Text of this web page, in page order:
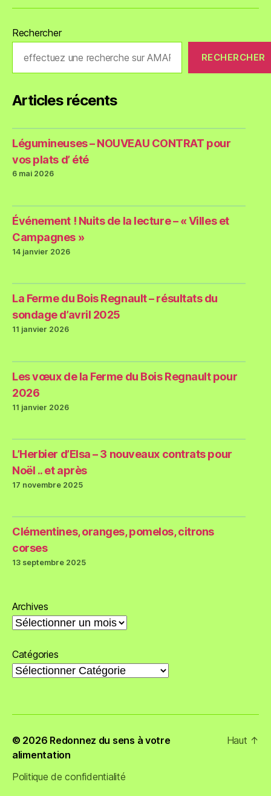
Rechercher
RECHERCHER
Articles récents
Légumineuses – NOUVEAU CONTRAT pour
vos plats d’ été
6 mai 2026
Événement ! Nuits de la lecture – « Villes et
Campagnes »
14 janvier 2026
La Ferme du Bois Regnault – résultats du
sondage d’avril 2025
11 janvier 2026
Les vœux de la Ferme du Bois Regnault pour
2026
11 janvier 2026
L’Herbier d’Elsa – 3 nouveaux contrats pour
Noël .. et après
17 novembre 2025
Clémentines, oranges, pomelos, citrons
corses
13 septembre 2025
Archives
Catégories
© 2026 Redonnez du sens à votre
alimentation
Politique de confidentialité
Haut ↑